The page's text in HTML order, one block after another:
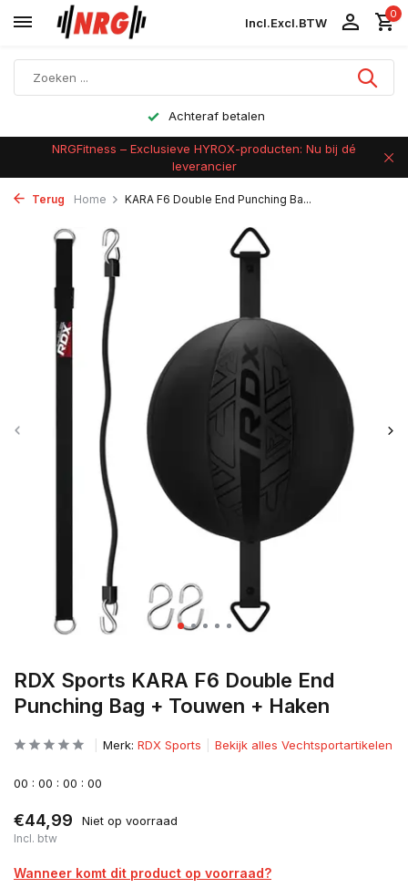
Incl.Excl.BTW
0
Achteraf betalen
NRGFitness – Exclusieve HYROX-producten: Nu bij dé
leverancier
Terug Home KARA F6 Double End Punching Ba...
RDX Sports KARA F6 Double End
Punching Bag + Touwen + Haken
Merk: RDX Sports Bekijk alles Vechtsportartikelen
00 : 00 : 00 : 00
€44,99 Niet op voorraad
Incl. btw
Wanneer komt dit product op voorraad?